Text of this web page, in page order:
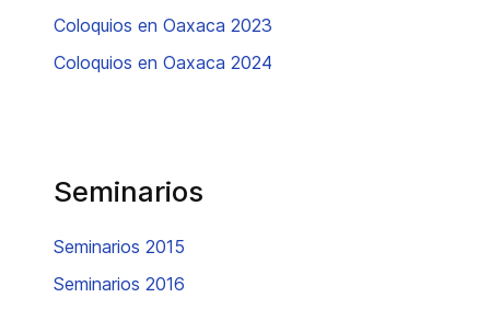
Coloquios en Oaxaca 2023
Coloquios en Oaxaca 2024
Seminarios
Seminarios 2015
Seminarios 2016